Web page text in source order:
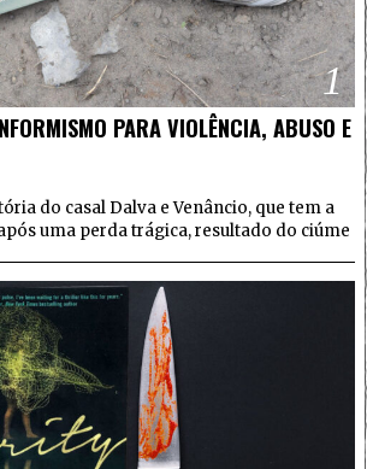
1
PARA VIOLÊNCIA, ABUSO E
do casal Dalva e Venâncio, que tem a
uma perda trágica, resultado do ciúme